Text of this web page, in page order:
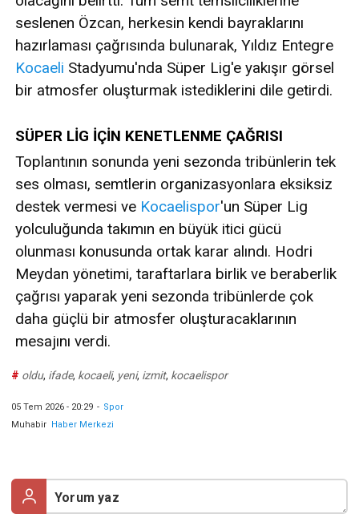
seslenen Özcan, herkesin kendi bayraklarını
hazırlaması çağrısında bulunarak, Yıldız Entegre
Kocaeli Stadyumu'nda Süper Lig'e yakışır görsel
bir atmosfer oluşturmak istediklerini dile getirdi.
SÜPER LİG İÇİN KENETLENME ÇAĞRISI
Toplantının sonunda yeni sezonda tribünlerin tek
ses olması, semtlerin organizasyonlara eksiksiz
destek vermesi ve Kocaelispor'un Süper Lig
yolculuğunda takımın en büyük itici gücü
olunması konusunda ortak karar alındı. Hodri
Meydan yönetimi, taraftarlara birlik ve beraberlik
çağrısı yaparak yeni sezonda tribünlerde çok
daha güçlü bir atmosfer oluşturacaklarının
mesajını verdi.
# oldu, ifade, kocaeli, yeni, izmit, kocaelispor
05 Tem 2026 - 20:29 - Spor
Muhabir Haber Merkezi